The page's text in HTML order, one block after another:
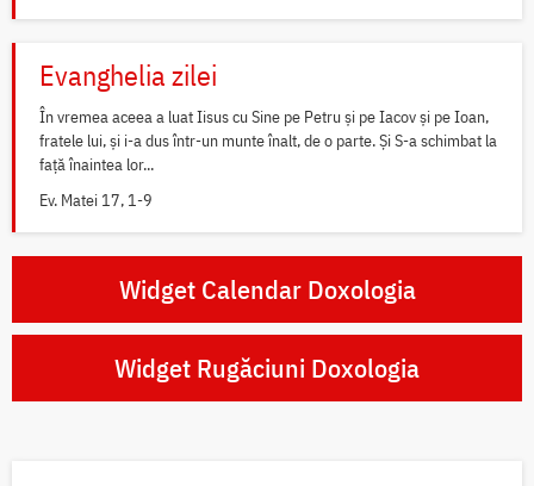
Evanghelia zilei
În vremea aceea a luat Iisus cu Sine pe Petru și pe Iacov și pe Ioan,
fratele lui, și i-a dus într-un munte înalt, de o parte. Și S-a schimbat la
față înaintea lor...
Ev. Matei 17, 1-9
Widget Calendar Doxologia
Widget Rugăciuni Doxologia